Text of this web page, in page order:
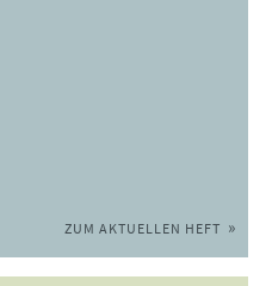
ZUM AKTUELLEN HEFT